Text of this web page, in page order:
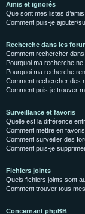
Amis et ignorés
Que sont mes listes
Comment puis-je ajouter/
Recherche dans les
Comment rechercher
Pourquoi ma recherche
Pourquoi ma recherche
Comment rechercher des
Comment puis-je trouver
Surveillance et favoris
Quelle est la différence
Comment mettre en
Comment surveiller des
Comment puis-je
Fichiers joints
Quels fichiers joints sont
Comment trouver tous
Concernant phpBB